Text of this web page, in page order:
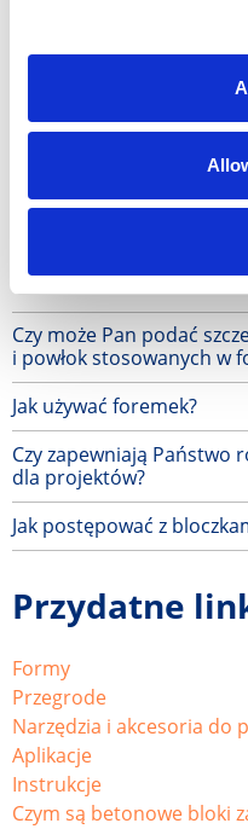
Często
Czy może Pan podać
i powłok stosowanych w
Jak używać foremek?
Czy zapewniają Państwo
dla projektów?
Jak postępować z
Przydatne
Formy
Przegrode
Narzędzia i akcesoria do
Aplikacje
Instrukcje
Czym są betonowe bloki